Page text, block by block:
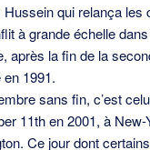
Hussein qui relança les
à grande échelle
après la ﬁn de la
1991.
sans ﬁn, c’est
11th en 2001, à New-
Ce jour dont certains